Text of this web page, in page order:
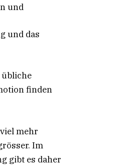
und
und das
finden
mehr
Im
gibt es daher